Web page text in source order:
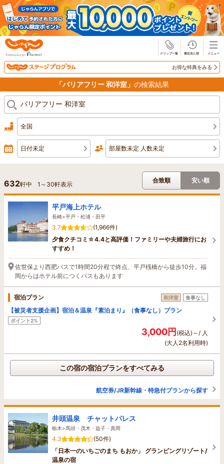
お得な特典をみる
「バリアフリー 和洋室」 の検索結果
全国
日付未定 部屋数未定 人数未定
632軒中 1 ～ 30軒表示
合致順 安い順
平戸海上ホテル
長崎>平戸・松浦・田平
3.7
(1,966件)
夕食クチコミ☆4.4と高評価！ファミリーや夫婦旅行にお
すすめ！
佐世保より西肥バスで1時間20分程で終点、平戸桟橋から徒歩10分。福
岡からはホテル前につくバスもあります
宿泊プラン 和洋室 食事なし
【被災者支援企画】宿泊＆温泉『素泊まり』（食事なし）プラン
ポイント2%
3,000円(税込)～/ 人
(大人2名利用時)
この宿の宿泊プランをすべてみる
航空券/JR新幹線・特急付プランから探す
井頭温泉 チャットパレス
栃木>馬頭・茂木・益子・真岡
4.3
(50件)
「日本一のいちごのまち もおか」 グランピングリゾート/
温泉の宿